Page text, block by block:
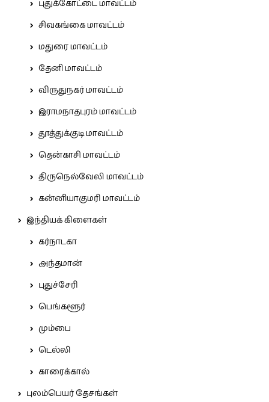
புதுக்கோட்டை மாவட்டம்
சிவகங்கை மாவட்டம்
மதுரை மாவட்டம்
தேனி மாவட்டம்
விருதுநகர் மாவட்டம்
இராமநாதபுரம் மாவட்டம்
தூத்துக்குடி மாவட்டம்
தென்காசி மாவட்டம்
திருநெல்வேலி மாவட்டம்
கன்னியாகுமரி மாவட்டம்
இந்தியக் கிளைகள்
கர்நாடகா
அந்தமான்
புதுச்சேரி
பெங்களூர்
மும்பை
டெல்லி
காரைக்கால்
புலம்பெயர் தேசங்கள்